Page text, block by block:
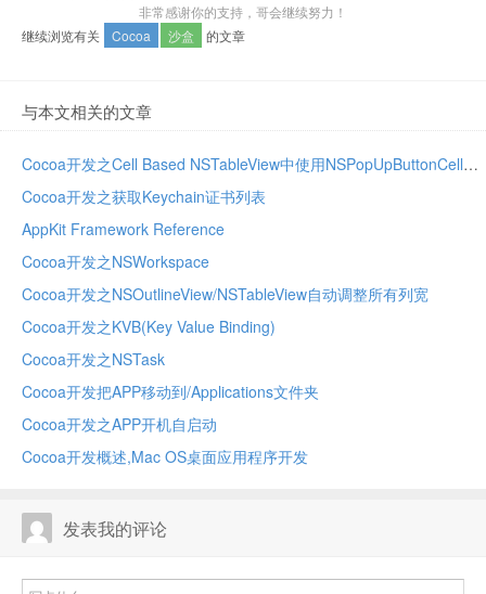
非常感谢你的支持，哥会继续努力！
继续浏览有关
Cocoa 沙盒 的文章
与本文相关的文章
Cocoa开发之Cell Based NSTableView中使用NSPopUpButtonCell
Cocoa开发之获取Keychain证书列表
AppKit Framework Reference
Cocoa开发之NSWorkspace
Cocoa开发之NSOutlineView/NSTableView自动调整所有列宽
Cocoa开发之KVB(Key Value Binding)
Cocoa开发之NSTask
Cocoa开发把APP移动到/Applications文件夹
Cocoa开发之APP开机自启动
Cocoa开发概述,Mac OS桌面应用程序开发
发表我的评论